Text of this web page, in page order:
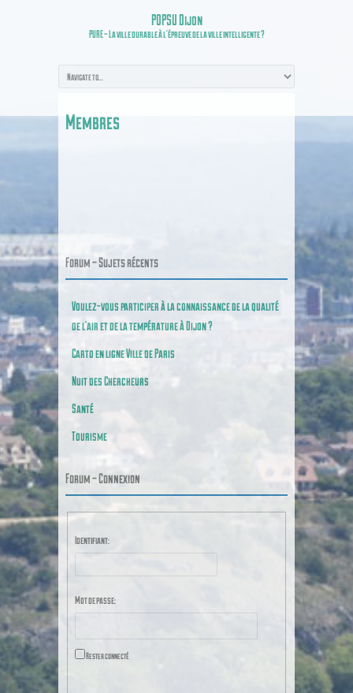
POPSU Dijon
PURE – La ville durable à l’épreuve de la ville intelligente ?
Membres
Forum – Sujets récents
Voulez-vous participer à la connaissance de la qualité
de l’air et de la température à Dijon ?
Carto en ligne Ville de Paris
Nuit des Chercheurs
Santé
Tourisme
Forum – Connexion
Identifiant:
Mot de passe:
Rester connecté